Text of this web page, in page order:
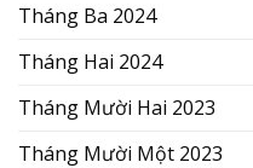
Tháng Ba 2024
Tháng Hai 2024
Tháng Mười Hai 2023
Tháng Mười Một 2023